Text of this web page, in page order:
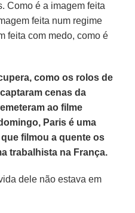
Como é a imagem feita
feita num regime
feita com medo, como é
como os rolos de
cenas da
ao filme
Paris é uma
filmou a quente os
trabalhista na França.
dele não estava em